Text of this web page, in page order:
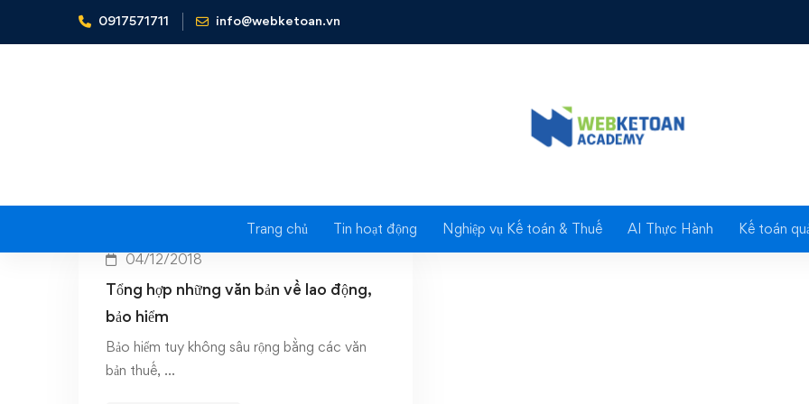
0917571711 info@webketoan.vn
Trang chủ Tin hoạt động Nghiệp vụ Kế toán & Thuế AI Thực Hành Kế toán
Home tổng hợp văn bản về bảo hiểm
04/12/2018
Tổng hợp những văn bản về lao động,
bảo hiểm
Bảo hiểm tuy không sâu rộng bằng các văn
bản thuế, …